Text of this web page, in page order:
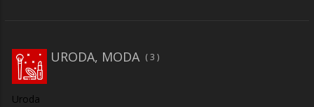
URODA, MODA 3
Uroda